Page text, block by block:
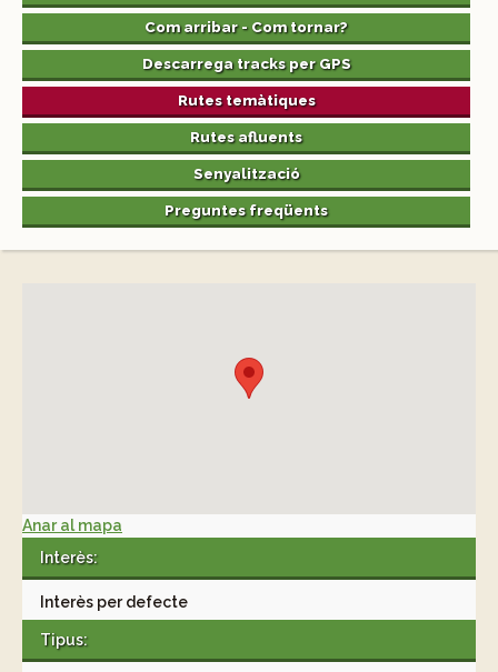
Com arribar - Com tornar?
Descarrega tracks per GPS
Rutes temàtiques
Rutes afluents
Senyalització
Preguntes freqüents
Anar al mapa
Interès:
Interès per defecte
Tipus: